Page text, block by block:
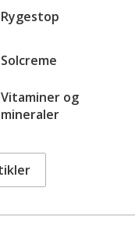
Rygestop
Solcreme
Vitaminer og
mineraler